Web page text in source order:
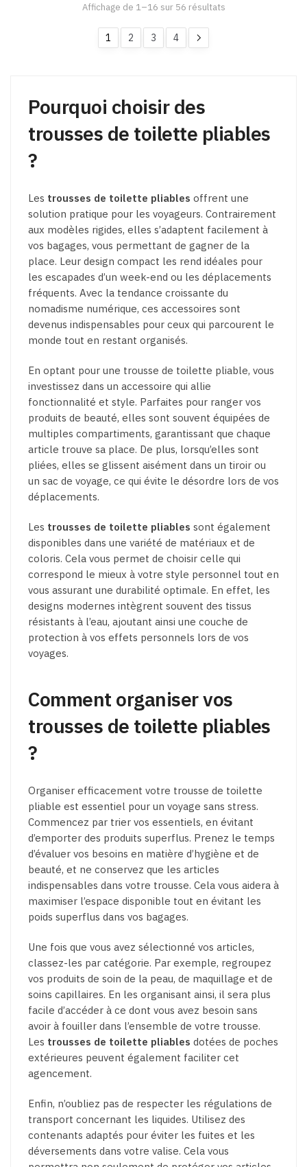
choisies
produit
Affichage de 1–16 sur 56 résultats
1 2 3 4
Pourquoi choisir des
trousses de toilette pliables
?
Les trousses de toilette pliables offrent une
solution pratique pour les voyageurs. Contrairement
aux modèles rigides, elles s’adaptent facilement à
vos bagages, vous permettant de gagner de la
place. Leur design compact les rend idéales pour
les escapades d’un week-end ou les déplacements
fréquents. Avec la tendance croissante du
nomadisme numérique, ces accessoires sont
devenus indispensables pour ceux qui parcourent le
monde tout en restant organisés.
En optant pour une trousse de toilette pliable, vous
investissez dans un accessoire qui allie
fonctionnalité et style. Parfaites pour ranger vos
produits de beauté, elles sont souvent équipées de
multiples compartiments, garantissant que chaque
article trouve sa place. De plus, lorsqu’elles sont
pliées, elles se glissent aisément dans un tiroir ou
un sac de voyage, ce qui évite le désordre lors de vos
déplacements.
Les trousses de toilette pliables sont également
disponibles dans une variété de matériaux et de
coloris. Cela vous permet de choisir celle qui
correspond le mieux à votre style personnel tout en
vous assurant une durabilité optimale. En effet, les
designs modernes intègrent souvent des tissus
résistants à l’eau, ajoutant ainsi une couche de
protection à vos effets personnels lors de vos
voyages.
Comment organiser vos
trousses de toilette pliables
?
Organiser efficacement votre trousse de toilette
pliable est essentiel pour un voyage sans stress.
Commencez par trier vos essentiels, en évitant
d’emporter des produits superflus. Prenez le temps
d’évaluer vos besoins en matière d’hygiène et de
beauté, et ne conservez que les articles
indispensables dans votre trousse. Cela vous aidera à
maximiser l’espace disponible tout en évitant les
poids superflus dans vos bagages.
Une fois que vous avez sélectionné vos articles,
classez-les par catégorie. Par exemple, regroupez
vos produits de soin de la peau, de maquillage et de
soins capillaires. En les organisant ainsi, il sera plus
facile d’accéder à ce dont vous avez besoin sans
avoir à fouiller dans l’ensemble de votre trousse.
Les trousses de toilette pliables dotées de poches
extérieures peuvent également faciliter cet
agencement.
Enfin, n’oubliez pas de respecter les régulations de
transport concernant les liquides. Utilisez des
contenants adaptés pour éviter les fuites et les
déversements dans votre valise. Cela vous